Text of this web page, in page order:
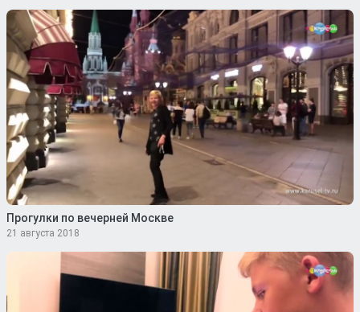
Прогулки по вечерней Москве
21 августа 2018